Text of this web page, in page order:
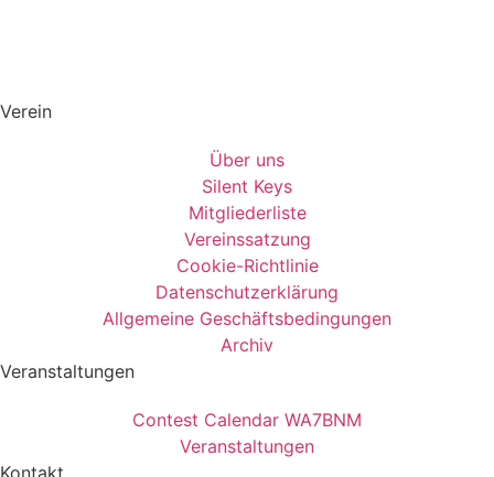
Verein
Über uns
Silent Keys
Mitgliederliste
Vereinssatzung
Cookie-Richtlinie
Datenschutzerklärung
Allgemeine Geschäftsbedingungen
Archiv
Veranstaltungen
Contest Calendar WA7BNM
Veranstaltungen